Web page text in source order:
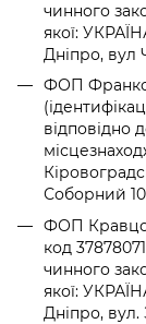
чинного
якої:
Дніпро, вул
ФОП Франко
відповідно
Соборний
ФОП
код
чинного
якої:
Дніпро,